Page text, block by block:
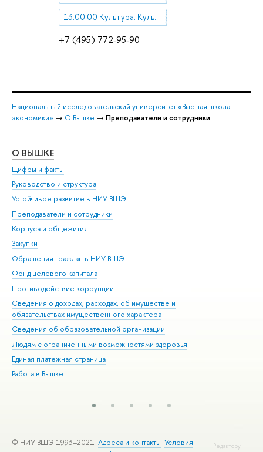
+7 (495) 772-95-90
13.00.00 Культура. Культурология
Национальный исследовательский университет «Высшая школа
экономики» → О Вышке → Преподаватели и сотрудники
О ВЫШКЕ
Цифры и факты
Руководство и структура
Устойчивое развитие в НИУ ВШЭ
Преподаватели и сотрудники
Корпуса и общежития
Закупки
Обращения граждан в НИУ ВШЭ
Фонд целевого капитала
Противодействие коррупции
Сведения о доходах, расходах, об имуществе и
обязательствах имущественного характера
Сведения об образовательной организации
Людям с ограниченными возможностями здоровья
Единая платежная страница
Работа в Вышке
Редактору
© НИУ ВШЭ 1993–2021 Адреса и контакты Условия